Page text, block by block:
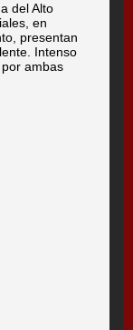
del Alto
en
presentan
Intenso
ambas